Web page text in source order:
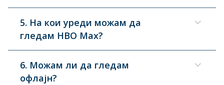
5. На кои уреди можам да
гледам HBO Max?
6. Можам ли да гледам
офлајн?